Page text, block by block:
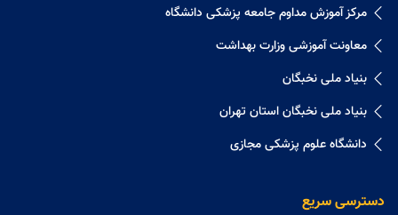
مرکز آموزش مداوم جامعه پزشکی دانشگاه
معاونت آموزشی وزارت بهداشت
بنیاد ملی نخبگان
بنیاد ملی نخبگان استان تهران
دانشگاه علوم پزشکی مجازی
دسترسی سریع